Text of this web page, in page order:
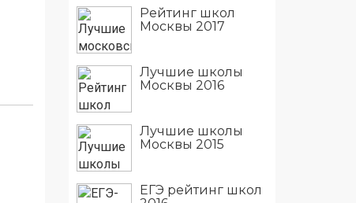
Рейтинг школ
Москвы 2017
Лучшие школы
Москвы 2016
Лучшие школы
Москвы 2015
ЕГЭ рейтинг школ